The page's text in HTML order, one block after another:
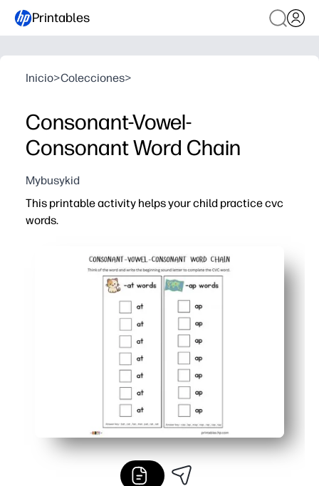
Printables
Inicio>Colecciones>
Consonant-Vowel-
Consonant Word Chain
Mybusykid
This printable activity helps your child practice cvc
words.